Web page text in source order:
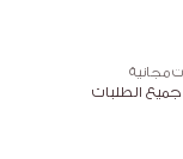
مجانية
الطلبات